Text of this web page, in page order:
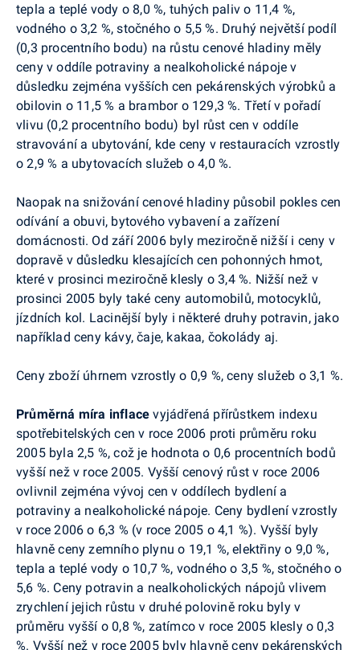
tepla a teplé vody o 8,0 %, tuhých paliv o 11,4 %,
vodného o 3,2 %, stočného o 5,5 %. Druhý největší podíl
(0,3 procentního bodu) na růstu cenové hladiny měly
ceny v oddíle potraviny a nealkoholické nápoje v
důsledku zejména vyšších cen pekárenských výrobků a
obilovin o 11,5 % a brambor o 129,3 %. Třetí v pořadí
vlivu (0,2 procentního bodu) byl růst cen v oddíle
stravování a ubytování, kde ceny v restauracích vzrostly
o 2,9 % a ubytovacích služeb o 4,0 %.
Naopak na snižování cenové hladiny působil pokles cen
odívání a obuvi, bytového vybavení a zařízení
domácnosti. Od září 2006 byly meziročně nižší i ceny v
dopravě v důsledku klesajících cen pohonných hmot,
které v prosinci meziročně klesly o 3,4 %. Nižší než v
prosinci 2005 byly také ceny automobilů, motocyklů,
jízdních kol. Lacinější byly i některé druhy potravin, jako
například ceny kávy, čaje, kakaa, čokolády aj.
Ceny zboží úhrnem vzrostly o 0,9 %, ceny služeb o 3,1 %.
Průměrná míra inflace vyjádřená přírůstkem indexu
spotřebitelských cen v roce 2006 proti průměru roku
2005 byla 2,5 %, což je hodnota o 0,6 procentních bodů
vyšší než v roce 2005. Vyšší cenový růst v roce 2006
ovlivnil zejména vývoj cen v oddílech bydlení a
potraviny a nealkoholické nápoje. Ceny bydlení vzrostly
v roce 2006 o 6,3 % (v roce 2005 o 4,1 %). Vyšší byly
hlavně ceny zemního plynu o 19,1 %, elektřiny o 9,0 %,
tepla a teplé vody o 10,7 %, vodného o 3,5 %, stočného o
5,6 %. Ceny potravin a nealkoholických nápojů vlivem
zrychlení jejich růstu v druhé polovině roku byly v
průměru vyšší o 0,8 %, zatímco v roce 2005 klesly o 0,3
%. Vyšší než v roce 2005 byly hlavně ceny pekárenských